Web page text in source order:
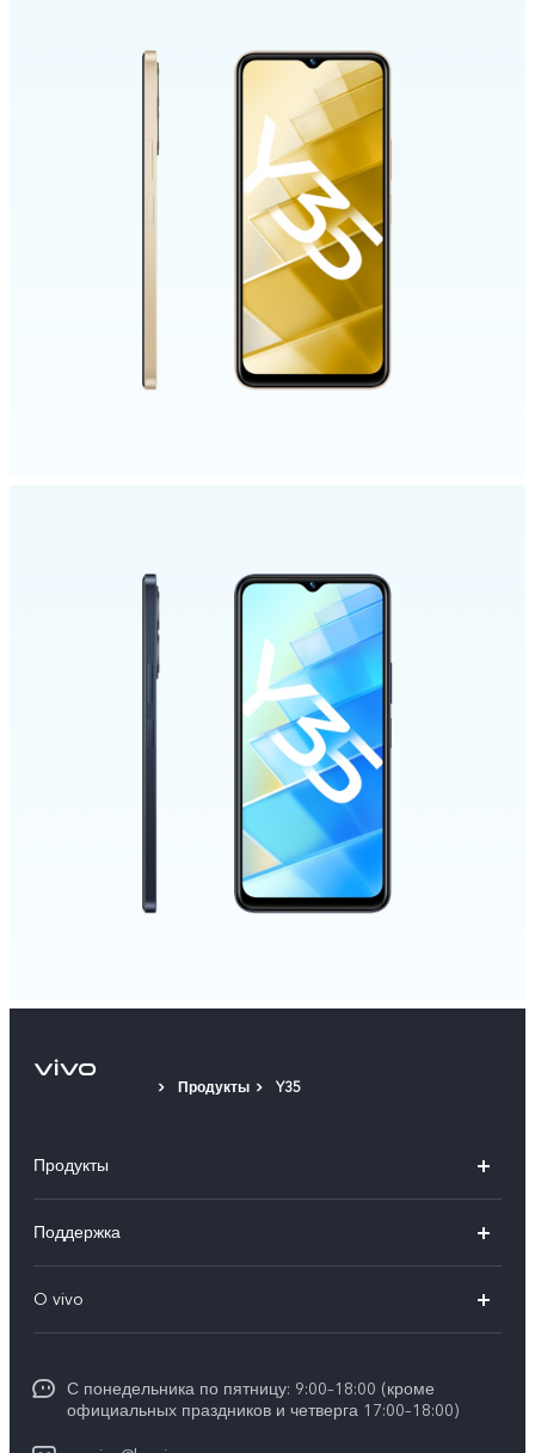
Продукты Y35
Продукты
V30 5G
V30 Lite
Y17s
Поддержка
Сервисный центр
Funtouch OS
IMEI аутентификация
O vivo
Карьера в vivo
Юридическая информация
С понедельника по пятницу: 9:00–18:00 (кроме
официальных праздников и четверга 17:00–18:00)